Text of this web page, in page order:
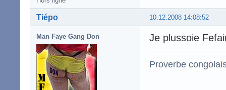
10.12.2008 14:08:52
Tiépo
Man Faye Gang Don Je plussoie
Proverbe